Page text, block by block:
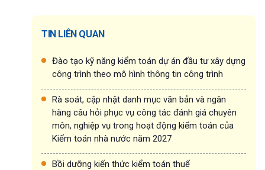
TIN LIÊN QUAN
Đào tạo kỹ năng kiểm toán dự án đầu tư xây dựng
công trình theo mô hình thông tin công trình
Rà soát, cập nhật danh mục văn bản và ngân
hàng câu hỏi phục vụ công tác đánh giá chuyên
môn, nghiệp vụ trong hoạt động kiểm toán của
Kiểm toán nhà nước năm 2027
Bồi dưỡng kiến thức kiểm toán thuế